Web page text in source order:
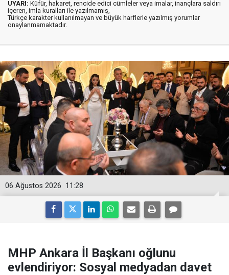
UYARI: Küfür, hakaret, rencide edici cümleler veya imalar, inançlara saldırı
içeren, imla kuralları ile yazılmamış,
Türkçe karakter kullanılmayan ve büyük harflerle yazılmış yorumlar
onaylanmamaktadır.
11:28
06 Ağustos 2026
MHP Ankara İl Başkanı oğlunu
evlendiriyor: Sosyal medyadan davet